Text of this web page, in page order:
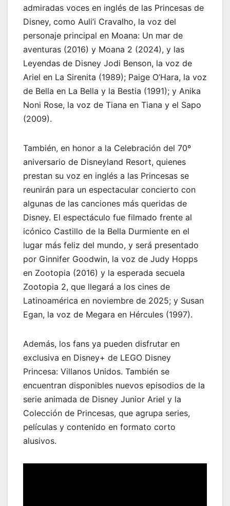
admiradas voces en inglés de las Princesas de
Disney, como Auli’i Cravalho, la voz del
personaje principal en Moana: Un mar de
aventuras (2016) y Moana 2 (2024), y las
Leyendas de Disney Jodi Benson, la voz de
Ariel en La Sirenita (1989); Paige O’Hara, la voz
de Bella en La Bella y la Bestia (1991); y Anika
Noni Rose, la voz de Tiana en Tiana y el Sapo
(2009).
También, en honor a la Celebración del 70º
aniversario de Disneyland Resort, quienes
prestan su voz en inglés a las Princesas se
reunirán para un espectacular concierto con
algunas de las canciones más queridas de
Disney. El espectáculo fue filmado frente al
icónico Castillo de la Bella Durmiente en el
lugar más feliz del mundo, y será presentado
por Ginnifer Goodwin, la voz de Judy Hopps
en Zootopia (2016) y la esperada secuela
Zootopia 2, que llegará a los cines de
Latinoamérica en noviembre de 2025; y Susan
Egan, la voz de Megara en Hércules (1997).
Además, los fans ya pueden disfrutar en
exclusiva en Disney+ de LEGO Disney
Princesa: Villanos Unidos. También se
encuentran disponibles nuevos episodios de la
serie animada de Disney Junior Ariel y la
Colección de Princesas, que agrupa series,
películas y contenido en formato corto
alusivos.